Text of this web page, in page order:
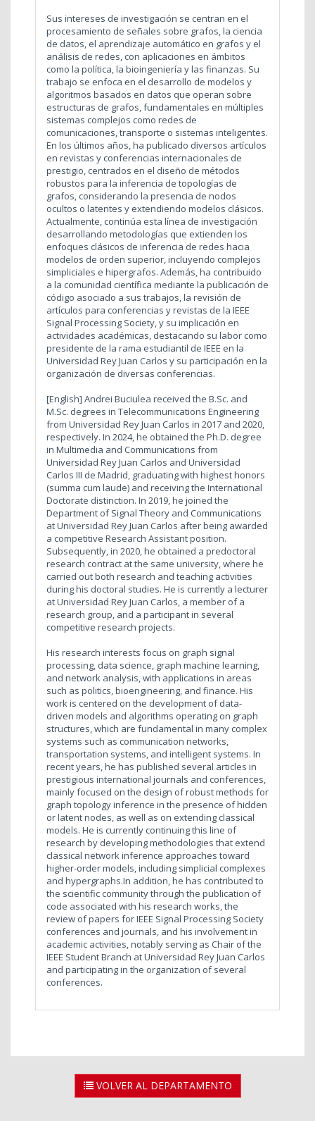
Sus intereses de investigación se centran en el
procesamiento de señales sobre grafos, la ciencia
de datos, el aprendizaje automático en grafos y el
análisis de redes, con aplicaciones en ámbitos
como la política, la bioingeniería y las finanzas. Su
trabajo se enfoca en el desarrollo de modelos y
algoritmos basados en datos que operan sobre
estructuras de grafos, fundamentales en múltiples
sistemas complejos como redes de
comunicaciones, transporte o sistemas inteligentes.
En los últimos años, ha publicado diversos artículos
en revistas y conferencias internacionales de
prestigio, centrados en el diseño de métodos
robustos para la inferencia de topologías de
grafos, considerando la presencia de nodos
ocultos o latentes y extendiendo modelos clásicos.
Actualmente, continúa esta línea de investigación
desarrollando metodologías que extienden los
enfoques clásicos de inferencia de redes hacia
modelos de orden superior, incluyendo complejos
simpliciales e hipergrafos. Además, ha contribuido
a la comunidad científica mediante la publicación de
código asociado a sus trabajos, la revisión de
artículos para conferencias y revistas de la IEEE
Signal Processing Society, y su implicación en
actividades académicas, destacando su labor como
presidente de la rama estudiantil de IEEE en la
Universidad Rey Juan Carlos y su participación en la
organización de diversas conferencias.
[English] Andrei Buciulea received the B.Sc. and
M.Sc. degrees in Telecommunications Engineering
from Universidad Rey Juan Carlos in 2017 and 2020,
respectively. In 2024, he obtained the Ph.D. degree
in Multimedia and Communications from
Universidad Rey Juan Carlos and Universidad
Carlos III de Madrid, graduating with highest honors
(summa cum laude) and receiving the International
Doctorate distinction. In 2019, he joined the
Department of Signal Theory and Communications
at Universidad Rey Juan Carlos after being awarded
a competitive Research Assistant position.
Subsequently, in 2020, he obtained a predoctoral
research contract at the same university, where he
carried out both research and teaching activities
during his doctoral studies. He is currently a lecturer
at Universidad Rey Juan Carlos, a member of a
research group, and a participant in several
competitive research projects.
His research interests focus on graph signal
processing, data science, graph machine learning,
and network analysis, with applications in areas
such as politics, bioengineering, and finance. His
work is centered on the development of data-
driven models and algorithms operating on graph
structures, which are fundamental in many complex
systems such as communication networks,
transportation systems, and intelligent systems. In
recent years, he has published several articles in
prestigious international journals and conferences,
mainly focused on the design of robust methods for
graph topology inference in the presence of hidden
or latent nodes, as well as on extending classical
models. He is currently continuing this line of
research by developing methodologies that extend
classical network inference approaches toward
higher-order models, including simplicial complexes
and hypergraphs.In addition, he has contributed to
the scientific community through the publication of
code associated with his research works, the
review of papers for IEEE Signal Processing Society
conferences and journals, and his involvement in
academic activities, notably serving as Chair of the
IEEE Student Branch at Universidad Rey Juan Carlos
and participating in the organization of several
conferences.
VOLVER AL DEPARTAMENTO